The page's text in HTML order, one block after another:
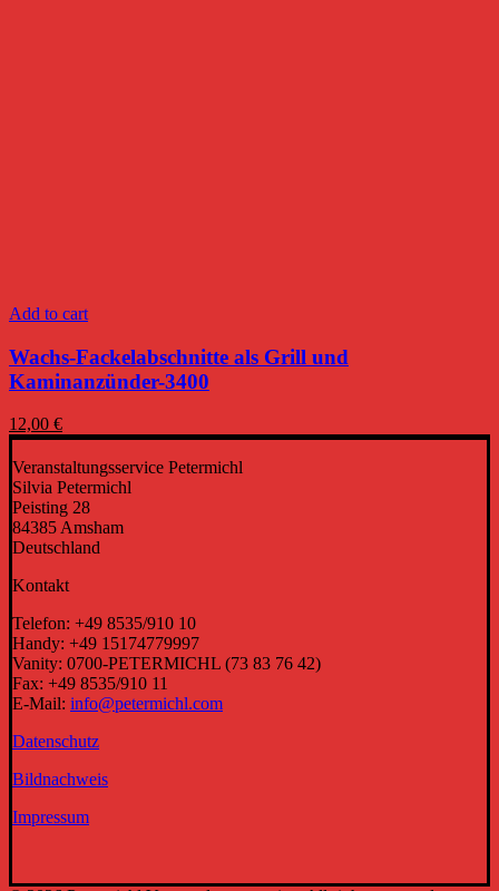
Add to cart
Wachs-Fackelabschnitte als Grill und
Kaminanzünder-3400
12,00 €
Veranstaltungsservice Petermichl
Silvia Petermichl
Peisting 28
84385 Amsham
Deutschland
Kontakt
Telefon: +49 8535/910 10
Handy: +49 15174779997
Vanity: 0700-PETERMICHL (73 83 76 42)
Fax: +49 8535/910 11
E-Mail: info@petermichl.com
Datenschutz
Bildnachweis
Impressum